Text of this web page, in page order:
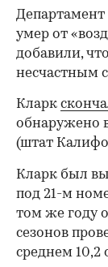
Департамент
умер от
добавили,
несчастным
Кларк
обнаружено
(штат
Кларк был
под 21-м
том же году
сезонов
среднем 10,2